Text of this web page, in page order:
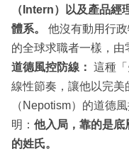
（Intern）以及產品經
體系。
他沒有動用行
的全球求職者一樣，由
道德風控防線： 這種
線性節奏，讓他以完
（Nepotism）的道德
明： 他入局，靠的是底
的姓氏。